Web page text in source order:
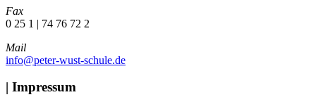
Fax
0 25 1 | 74 76 72 2
Mail
info@peter-wust-schule.de
| Impressum